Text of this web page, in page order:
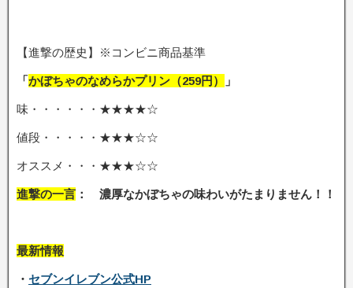
【進撃の歴史】※コンビニ商品基準
「かぼちゃのなめらかプリン（259円） 」
味・・・・・・★★★★☆
値段・・・・・★★★☆☆
オススメ・・・★★★☆☆
進撃の一言 ： 濃厚なかぼちゃの味わいがたまりません ！！
最新情報
・ セブンイレブン公式HP